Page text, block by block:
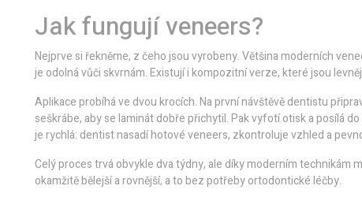
Jak fungují veneers?
Nejprve si řekněme, z čeho jsou vyrobeny. Většina moderních
je odolná vůči skvrnám. Existují i kompozitní verze, které jsou
Aplikace probíhá ve dvou krocích. Na první návštěvě dentistu
seškrábe, aby se laminát dobře přichytil. Pak vyfotí otisk a posílá
je rychlá: dentist nasadí hotové veneers, zkontroluje vzhled a
Celý proces trvá obvykle dva týdny, ale díky moderním technikám
okamžitě bělejší a rovnější, a to bez potřeby ortodontické léčby.